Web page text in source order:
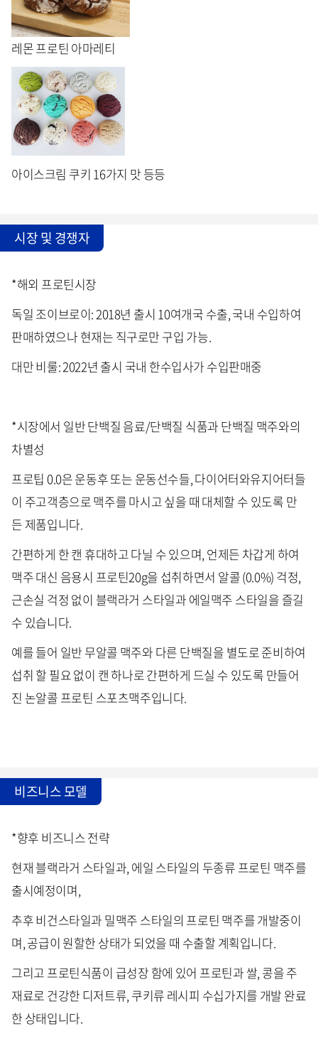
레몬 프로틴 아마레티
아이스크림 쿠키 16가지 맛 등등
시장 및 경쟁자
*해외 프로틴시장
독일 조이브로이: 2018년 출시 10여개국 수출, 국내 수입하여
판매하였으나 현재는 직구로만 구입 가능.
대만 비룰: 2022년 출시 국내 한수입사가 수입판매중
*시장에서 일반 단백질 음료/단백질 식품과 단백질 맥주와의
차별성
프로팁 0.0은 운동후 또는 운동선수들, 다이어터와유지어터들
이 주고객층으로 맥주를 마시고 싶을 때 대체할 수 있도록 만
든 제품입니다.
간편하게 한 캔 휴대하고 다닐 수 있으며, 언제든 차갑게 하여
맥주 대신 음용시 프로틴20g을 섭취하면서 알콜 (0.0%) 걱정,
근손실 걱정 없이 블랙라거 스타일과 에일맥주 스타일을 즐길
수 있습니다.
예를 들어 일반 무알콜 맥주와 다른 단백질을 별도로 준비하여
섭취 할 필요 없이 캔 하나로 간편하게 드실 수 있도록 만들어
진 논알콜 프로틴 스포츠맥주입니다.
비즈니스 모델
*향후 비즈니스 전략
현재 블랙라거 스타일과, 에일 스타일의 두종류 프로틴 맥주를
출시예정이며,
추후 비건스타일과 밀맥주 스타일의 프로틴 맥주를 개발중이
며, 공급이 원할한 상태가 되었을 때 수출할 계획입니다.
그리고 프로틴식품이 급성장 함에 있어 프로틴과 쌀, 콩을 주
재료로 건강한 디저트류, 쿠키류 레시피 수십가지를 개발 완료
한 상태입니다.